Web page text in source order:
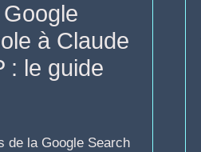
à Claude
: le guide
de la Google Search